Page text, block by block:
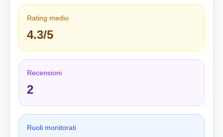
Rating medio
4.3/5
Recensioni
2
Ruoli monitorati